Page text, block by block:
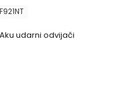
Aku udarni odvijači